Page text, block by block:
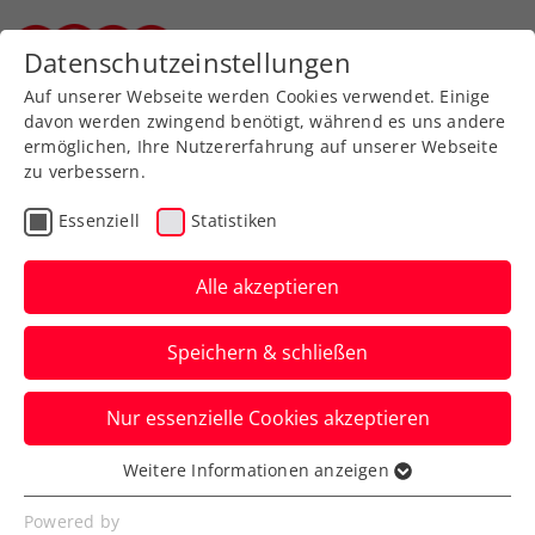
Zurück zur Newsübersicht
Davis Cup
Davis Cup: Mit dem
stärksten Team und der
Generali als Sponsor
gegen Portugal
ÖTV-Kapitän Melzer nominiert Ofner,
Thiem, Rodionov, Erler, Miedler für den
Länderkampf in Schwechat.
Datenschutzeinstellungen
Auf unserer Webseite werden Cookies verwendet. Einige
davon werden zwingend benötigt, während es uns andere
ermöglichen, Ihre Nutzererfahrung auf unserer Webseite
zu verbessern.
Essenziell Statistiken
Alle akzeptieren
Speichern & schließen
Nur essenzielle Cookies akzeptieren
Essenziell
Essenzielle Cookies werden für grundlegende
Weitere Informationen anzeigen
Powered by